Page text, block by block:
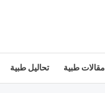
مقالات طبية تحاليل طبية